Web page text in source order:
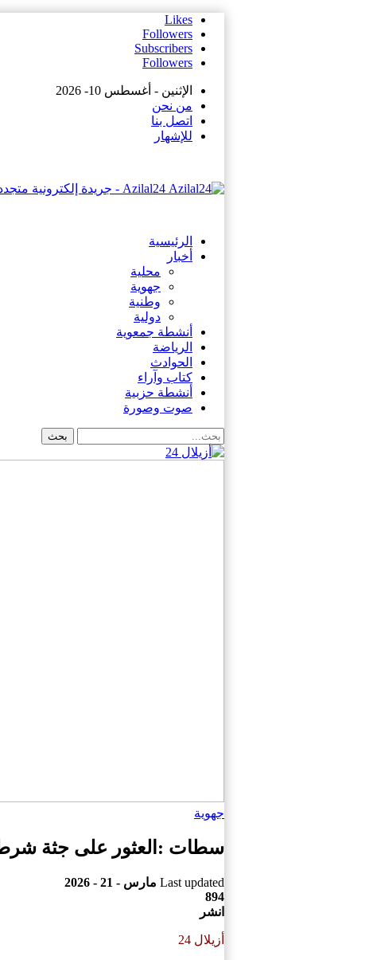
Likes
Followers
Subscribers
Followers
الإثنين - أغسطس 10- 2026
من نحن
اتصل بنا
للإشهار
Azilal24 - جريدة إلكترونية متجددة على مدار الساعة
الرئيسية
أخبار
محلية
جهوية
وطنية
دولية
أنشطة جمعوية
الرياضة
الحوادث
كتاب وآراء
أنشطة حزبية
صوت وصورة
جهوية
سطات :العثور على جثة
Last updated مارس - 21 - 2026
894
انشر
أزيلال 24